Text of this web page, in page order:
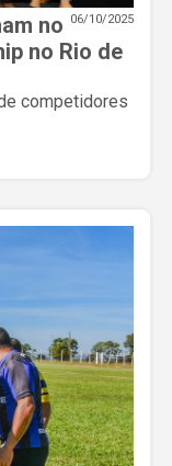
06/10/2025
no
no Rio de
competidores